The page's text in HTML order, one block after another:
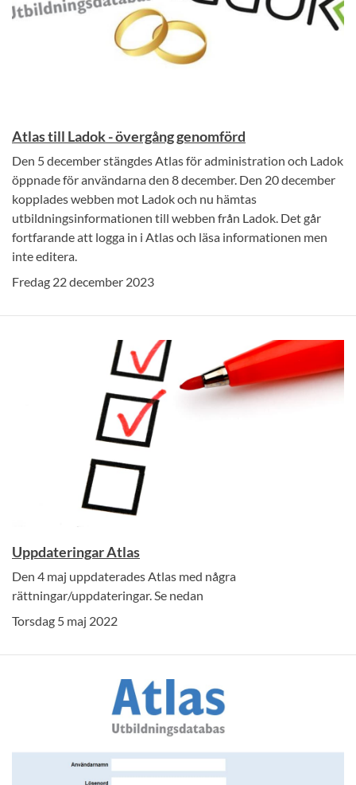
Atlas till Ladok - övergång genomförd
Den 5 december stängdes Atlas för administration och Ladok
öppnade för användarna den 8 december. Den 20 december
kopplades webben mot Ladok och nu hämtas
utbildningsinformationen till webben från Ladok. Det går
fortfarande att logga in i Atlas och läsa informationen men
inte editera.
Fredag 22 december 2023
Uppdateringar Atlas
Den 4 maj uppdaterades Atlas med några
rättningar/uppdateringar. Se nedan
Torsdag 5 maj 2022